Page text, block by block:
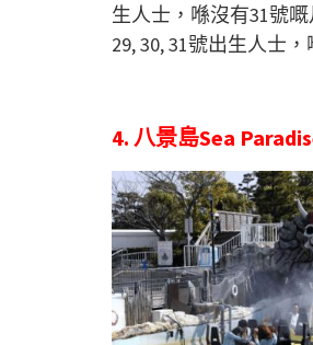
生人士，喺沒有31號
29, 30, 31號出生人士
4. 八景島Sea